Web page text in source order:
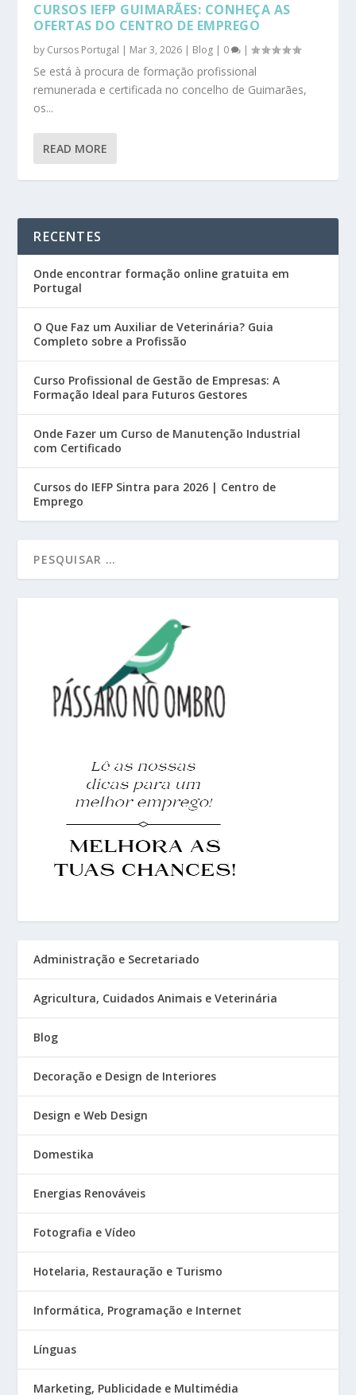
CURSOS IEFP GUIMARÃES: CONHEÇA AS
OFERTAS DO CENTRO DE EMPREGO
by Cursos Portugal | Mar 3, 2026 | Blog | 0 |
Se está à procura de formação profissional
remunerada e certificada no concelho de Guimarães,
os...
READ MORE
RECENTES
Onde encontrar formação online gratuita em
Portugal
O Que Faz um Auxiliar de Veterinária? Guia
Completo sobre a Profissão
Curso Profissional de Gestão de Empresas: A
Formação Ideal para Futuros Gestores
Onde Fazer um Curso de Manutenção Industrial
com Certificado
Cursos do IEFP Sintra para 2026 | Centro de
Emprego
Administração e Secretariado
Agricultura, Cuidados Animais e Veterinária
Blog
Decoração e Design de Interiores
Design e Web Design
Domestika
Energias Renováveis
Fotografia e Vídeo
Hotelaria, Restauração e Turismo
Informática, Programação e Internet
Línguas
Marketing, Publicidade e Multimédia